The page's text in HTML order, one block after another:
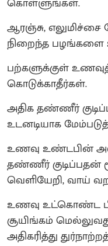
ஆரஞ்சு,
நிறைந்த
பற்களுக்குள்
கொடுக்காதீர்கள்.
அதிக தண்ணீர்
உடனடியாக
உணவு உண்டபின்
தண்ணீர் குடிப்பதன்
வெளியேறி, வாய்
உணவு உட்கொண்ட
சூயிங்கம்
அதிகரித்து